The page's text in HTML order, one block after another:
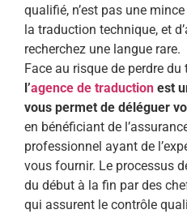
qualifié, n’est pas une
la traduction technique, et
recherchez une langue rare.
Face au risque de perdre du
l’agence de traduction est
vous permet de déléguer
en bénéficiant de
professionnel ayant de
vous fournir. Le processus
du début à la fin par des
qui assurent le contrôle